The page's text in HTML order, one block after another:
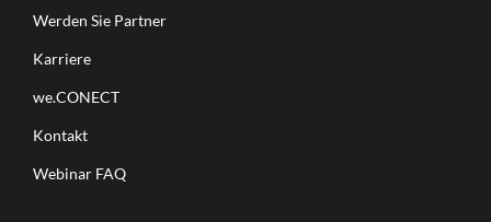
Werden Sie Partner
Karriere
we.CONECT
Kontakt
Webinar FAQ